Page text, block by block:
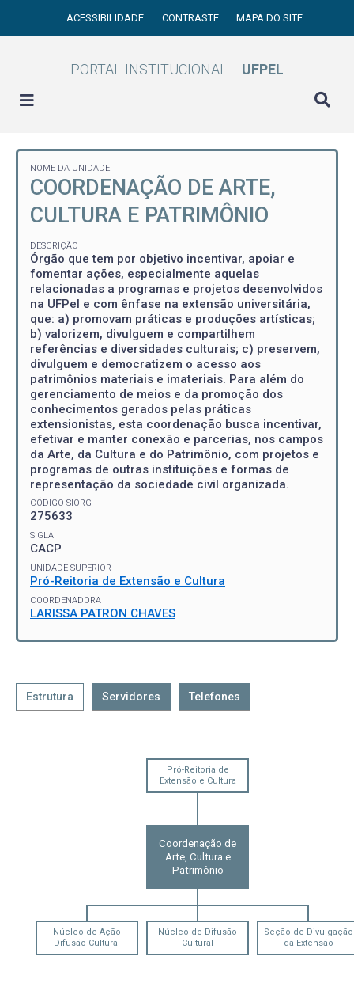
ACESSIBILIDADE CONTRASTE MAPA DO SITE
PORTAL INSTITUCIONAL UFPEL
NOME DA UNIDADE
COORDENAÇÃO DE ARTE,
CULTURA E PATRIMÔNIO
DESCRIÇÃO
Órgão que tem por objetivo incentivar, apoiar e
fomentar ações, especialmente aquelas
relacionadas a programas e projetos desenvolvidos
na UFPel e com ênfase na extensão universitária,
que: a) promovam práticas e produções artísticas;
b) valorizem, divulguem e compartilhem
referências e diversidades culturais; c) preservem,
divulguem e democratizem o acesso aos
patrimônios materiais e imateriais. Para além do
gerenciamento de meios e da promoção dos
conhecimentos gerados pelas práticas
extensionistas, esta coordenação busca incentivar,
efetivar e manter conexão e parcerias, nos campos
da Arte, da Cultura e do Patrimônio, com projetos e
programas de outras instituições e formas de
representação da sociedade civil organizada.
CÓDIGO SIORG
275633
SIGLA
CACP
UNIDADE SUPERIOR
Pró-Reitoria de Extensão e Cultura
COORDENADORA
LARISSA PATRON CHAVES
Estrutura Servidores Telefones
Pró-Reitoria de
Extensão e Cultura
Coordenação de
Arte, Cultura e
Patrimônio
Núcleo de Ação
Difusão Cultural
Núcleo de Difusão
Cultural
Seção de Divulgação
da Extensão